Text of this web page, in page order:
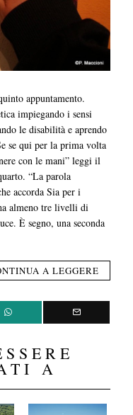
appuntamento.
impiegando i sensi
le disabilità e aprendo
se qui per la prima volta
con le mani” leggi il
“La parola
accorda Sia per i
almeno tre livelli di
È segno, una seconda
A LEGGERE
A